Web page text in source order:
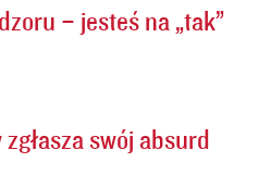
– jesteś na „tak”
swój absurd